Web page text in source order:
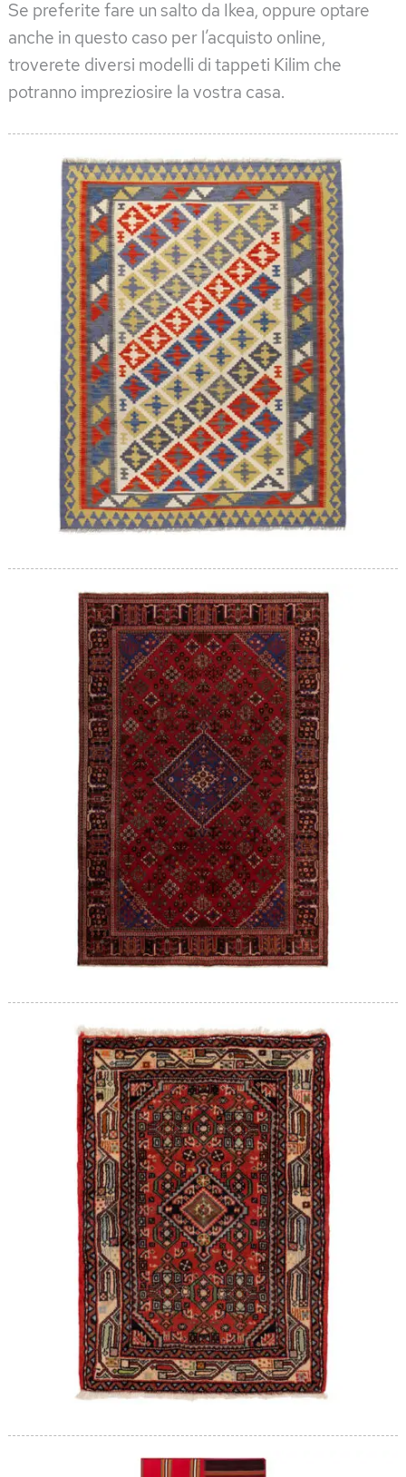
Se preferite fare un salto da Ikea, oppure optare
anche in questo caso per l’acquisto online,
troverete diversi modelli di tappeti Kilim che
potranno impreziosire la vostra casa.